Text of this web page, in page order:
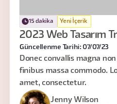
15 dakika Yeni İçerik
2023 Web Tasarım
Güncellenme Tarihi: 07/07/23
Donec convallis magna
finibus massa commodo.
amet, consectetur.
Jenny Wilson